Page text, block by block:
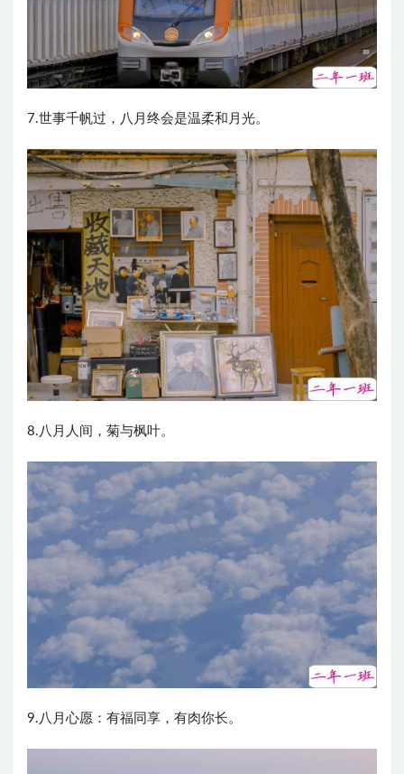
7.世事千帆过，八月终会是温柔和月光。
8.八月人间，菊与枫叶。
9.八月心愿：有福同享，有肉你长。